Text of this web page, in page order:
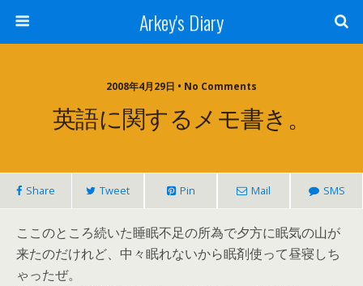
Arkey's Diary
2008年4月29日 • No Comments
英語に関するメモ書き。
Share Tweet Pin Mail SMS
ここのところ続いた睡眠不足の所為で夕方に眠気の山が
来たのだけれど、中々眠れないから眠剤使って昼寝しち
ゃったぜ。